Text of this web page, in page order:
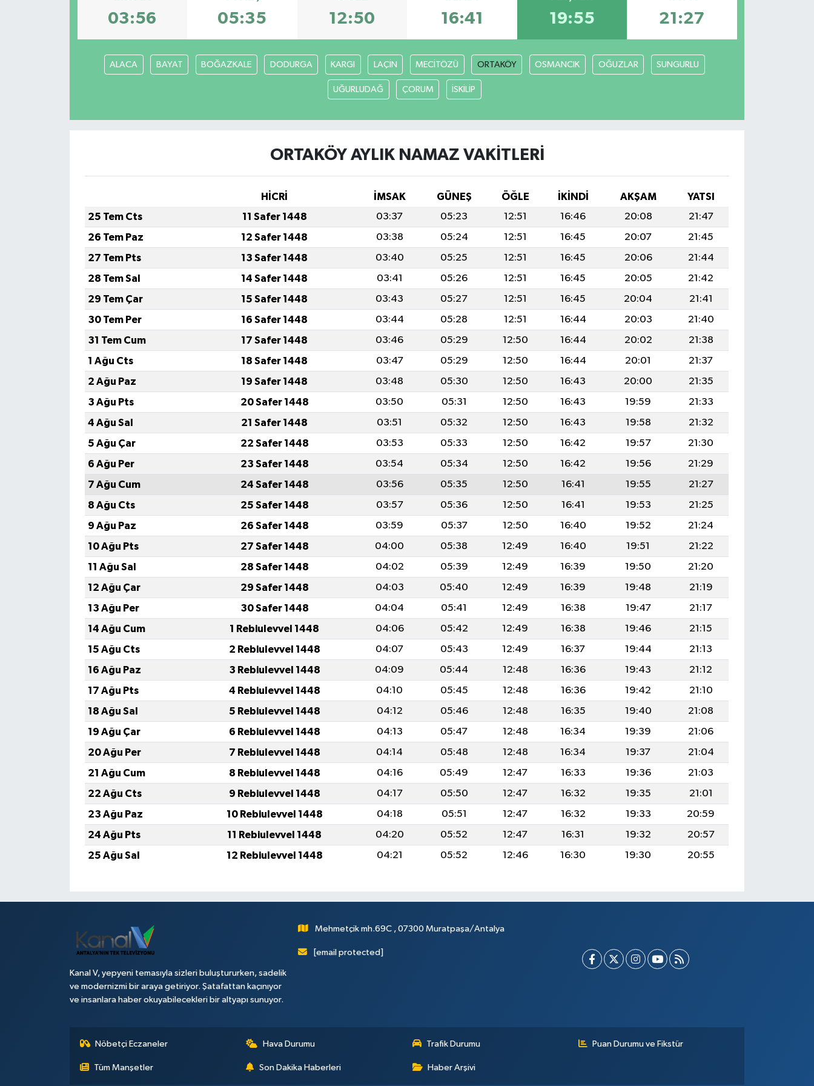
03:56 05:35 12:50 16:41 19:55 21:27
ALACA BAYAT BOĞAZKALE DODURGA KARGI LAÇİN MECİTÖZÜ ORTAKÖY OSMANCIK OĞUZLAR SUNGURLU
UĞURLUDAĞ ÇORUM İSKİLİP
ORTAKÖY AYLIK NAMAZ VAKITLERI
HİCRİ İMSAK GÜNEŞ ÖĞLE İKINDI AKŞAM
YATSI
25 Tem Cts
11 Safer 1448 03:37 05:23 12:51 16:46 20:08
21:47
26 Tem Paz
12 Safer 1448 03:38 05:24 12:51 16:45 20:07
21:45
27 Tem Pts
13 Safer 1448 03:40 05:25 12:51 16:45 20:06
21:44
28 Tem Sal
14 Safer 1448 03:41 05:26 12:51 16:45 20:05
21:42
29 Tem Çar
15 Safer 1448 03:43 05:27 12:51 16:45 20:04
21:41
30 Tem Per
16 Safer 1448 03:44 05:28 12:51 16:44 20:03
21:40
31 Tem Cum
17 Safer 1448 03:46 05:29 12:50 16:44 20:02
21:38
1 Ağu Cts
18 Safer 1448 03:47 05:29 12:50 16:44 20:01
21:37
2 Ağu Paz
19 Safer 1448 03:48 05:30 12:50 16:43 20:00
21:35
3 Ağu Pts
20 Safer 1448 03:50 05:31 12:50 16:43 19:59
21:33
4 Ağu Sal
21 Safer 1448 03:51 05:32 12:50 16:43 19:58
21:32
5 Ağu Çar
22 Safer 1448 03:53 05:33 12:50 16:42 19:57
21:30
6 Ağu Per
23 Safer 1448 03:54 05:34 12:50 16:42 19:56
21:29
7 Ağu Cum
24 Safer 1448 03:56 05:35 12:50 16:41 19:55
21:27
8 Ağu Cts
25 Safer 1448 03:57 05:36 12:50 16:41 19:53
21:25
9 Ağu Paz
26 Safer 1448 03:59 05:37 12:50 16:40 19:52
21:24
10 Ağu Pts
27 Safer 1448 04:00 05:38 12:49 16:40 19:51
21:22
11 Ağu Sal
28 Safer 1448 04:02 05:39 12:49 16:39 19:50
21:20
12 Ağu Çar
29 Safer 1448 04:03 05:40 12:49 16:39 19:48
21:19
13 Ağu Per
30 Safer 1448 04:04 05:41 12:49 16:38 19:47
21:17
14 Ağu Cum
1 Rebiulevvel 1448 04:06 05:42 12:49 16:38 19:46
21:15
15 Ağu Cts
2 Rebiulevvel 1448 04:07 05:43 12:49 16:37 19:44
21:13
16 Ağu Paz
3 Rebiulevvel 1448 04:09 05:44 12:48 16:36 19:43
21:12
17 Ağu Pts
4 Rebiulevvel 1448 04:10 05:45 12:48 16:36 19:42
21:10
18 Ağu Sal
5 Rebiulevvel 1448 04:12 05:46 12:48 16:35 19:40
21:08
19 Ağu Çar
6 Rebiulevvel 1448 04:13 05:47 12:48 16:34 19:39
21:06
20 Ağu Per
7 Rebiulevvel 1448 04:14 05:48 12:48 16:34 19:37
21:04
21 Ağu Cum
8 Rebiulevvel 1448 04:16 05:49 12:47 16:33 19:36
21:03
22 Ağu Cts
9 Rebiulevvel 1448 04:17 05:50 12:47 16:32 19:35
21:01
23 Ağu Paz
10 Rebiulevvel 1448 04:18 05:51 12:47 16:32 19:33
20:59
24 Ağu Pts
11 Rebiulevvel 1448 04:20 05:52 12:47 16:31 19:32
20:57
25 Ağu Sal
12 Rebiulevvel 1448 04:21 05:52 12:46 16:30 19:30 20:55
Kanal V, yepyeni temasıyla sizleri buluştururken, sadelik
ve modernizmi bir araya getiriyor. Şatafattan kaçınıyor
ve insanlara haber okuyabilecekleri bir altyapı sunuyor.
Mehmetçik mh.69C , 07300 Muratpaşa/Antalya
[email protected]
Nöbetçi Eczaneler Hava Durumu Trafik Durumu Puan Durumu ve Fikstür
Tüm Manşetler Son Dakika Haberleri Haber Arşivi
Sosyal medya
Televizyon